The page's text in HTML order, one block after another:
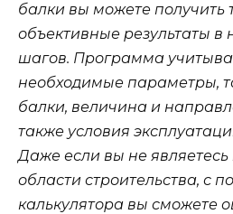
балки вы можете получить
объективные результаты в
шагов. Программа
необходимые параметры,
балки, величина и
также условия
Даже если вы не
области строительства, с
калькулятора вы сможете